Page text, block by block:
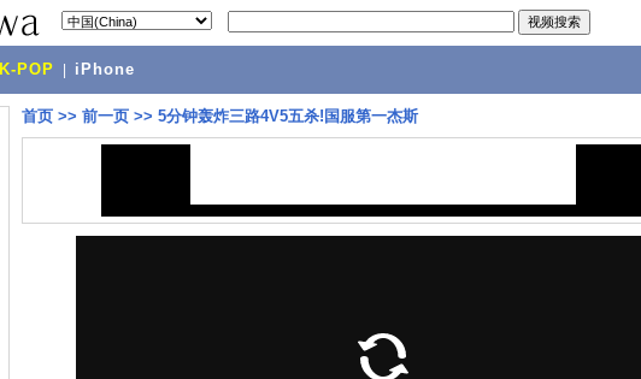
K-POP iPhone
首页 >> 前一页 >> 5分钟轰炸三路4V5五杀!国服第一杰斯